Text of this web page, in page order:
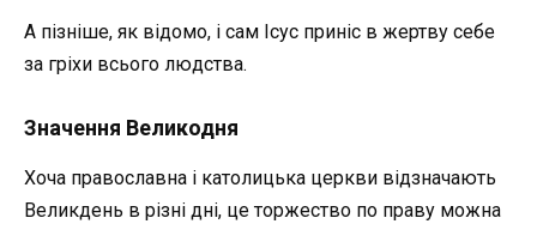
А пізніше, як відомо, і сам Ісус приніс в жертву себе
за гріхи всього людства.
Значення Великодня
Хоча православна і католицька церкви відзначають
Великдень в різні дні, це торжество по праву можна